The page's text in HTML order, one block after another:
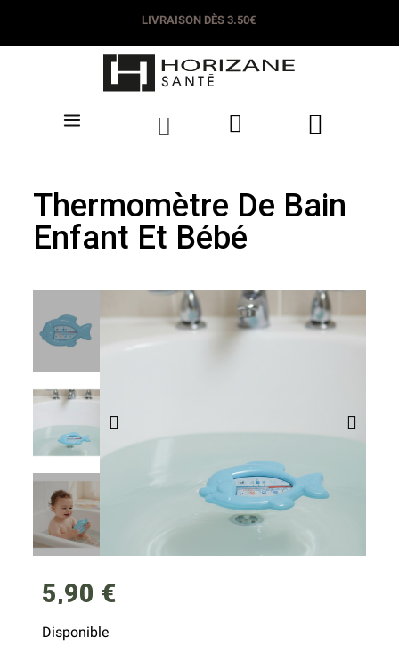
LIVRAISON DÈS 3.50€
Thermomètre De Bain
Enfant Et Bébé
5,90 €
Disponible